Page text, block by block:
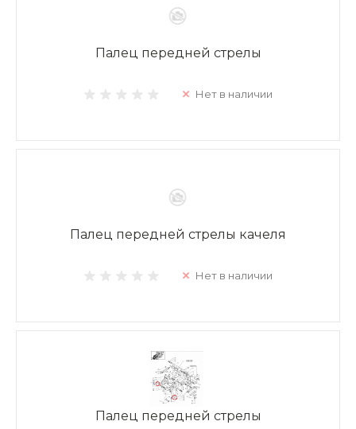
Палец передней стрелы
Нет в наличии
Палец передней стрелы качеля
Нет в наличии
Палец передней стрелы